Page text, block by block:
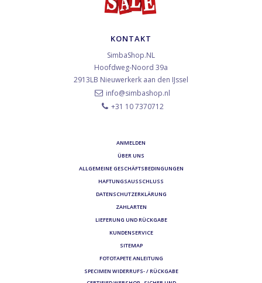
KONTAKT
SimbaShop.NL
Hoofdweg-Noord 39a
2913LB Nieuwerkerk aan den IJssel
info@simbashop.nl
+31 10 7370712
ANMELDEN
ÜBER UNS
ALLGEMEINE GESCHÄFTSBEDINGUNGEN
HAFTUNGSAUSSCHLUSS
DATENSCHUTZERKLÄRUNG
ZAHLARTEN
LIEFERUNG UND RÜCKGABE
KUNDENSERVICE
SITEMAP
FOTOTAPETE ANLEITUNG
SPECIMEN WIDERRUFS- / RÜCKGABE